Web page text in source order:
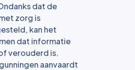
dat de
zorg is
kan het
dat informatie
verouderd is.
aanvaardt